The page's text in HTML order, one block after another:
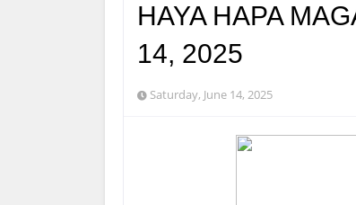
HAYA HAPA
14, 2025
Saturday, June 14, 2025